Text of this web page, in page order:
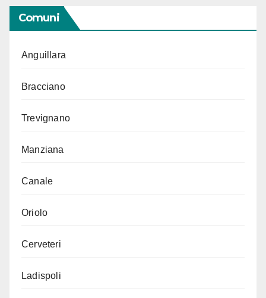
Comuni
Anguillara
Bracciano
Trevignano
Manziana
Canale
Oriolo
Cerveteri
Ladispoli